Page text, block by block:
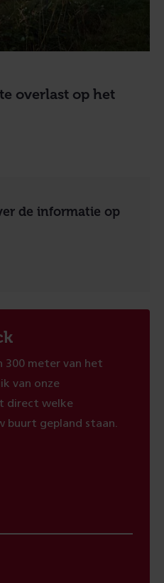
overlast op het
de informatie op
300 meter van het
van onze
direct welke
buurt gepland staan.